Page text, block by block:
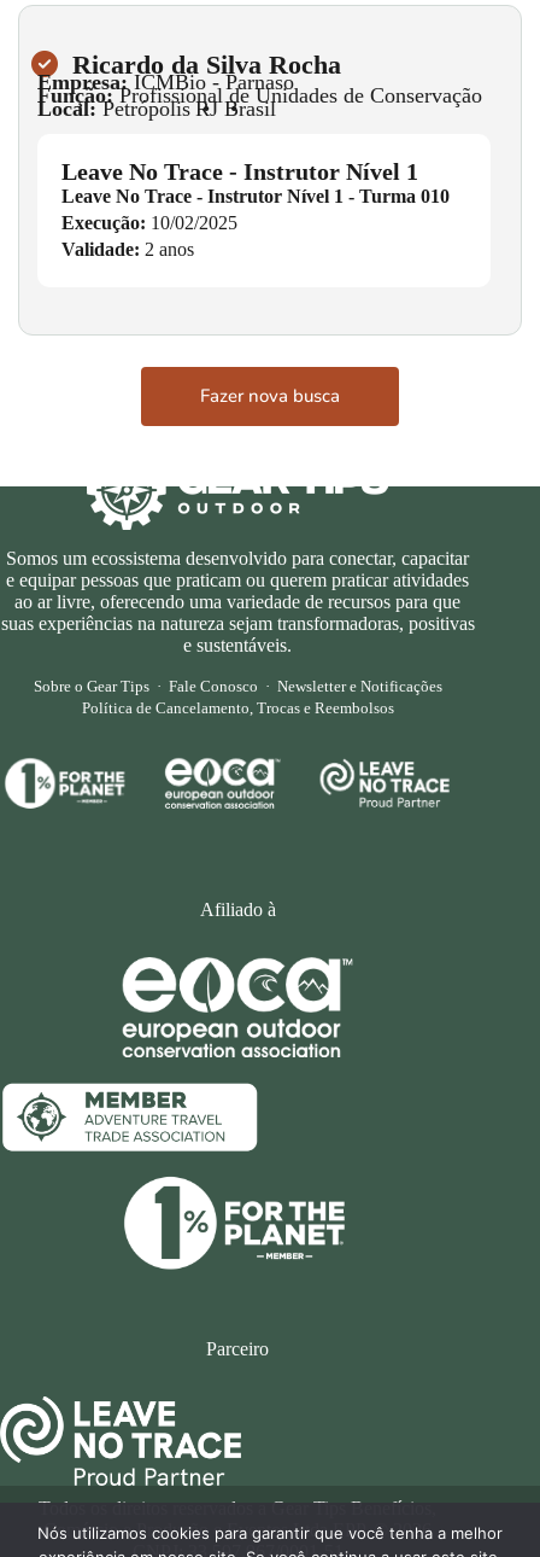
Ricardo da Silva Rocha
Empresa: ICMBio - Parnaso
Função: Profissional de Unidades de Conservação
Local:Petrópolis•
RJ•
Brasil
Leave No Trace - Instrutor Nível 1
Leave No Trace - Instrutor Nível 1 - Turma 010
Execução: 10/02/2025
Validade: 2 anos
Fazer nova busca
Somos um ecossistema desenvolvido para conectar, capacitar
e equipar pessoas que praticam ou querem praticar atividades
ao ar livre, oferecendo uma variedade de recursos para que
suas experiências na natureza sejam transformadoras, positivas
e sustentáveis.
Sobre o Gear Tips· Fale Conosco · Newsletter e Notificações
Política de Cancelamento, Trocas e Reembolsos
Afiliado à
Parceiro
Todos os direitos reservados a Gear Tips Benefícios,
Comércio e Produção e Eventos Ltda EPP. © 2026
CNPJ: 33.597.967/0001-51
Nós utilizamos cookies para garantir que você tenha a melhor